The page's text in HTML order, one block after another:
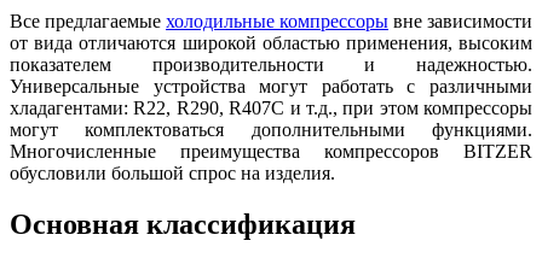
Все предлагаемые холодильные компрессоры вне зависимости
от вида отличаются широкой областью применения, высоким
показателем производительности и надежностью.
Универсальные устройства могут работать с различными
хладагентами: R22, R290, R407C и т.д., при этом компрессоры
могут комплектоваться дополнительными функциями.
Многочисленные преимущества компрессоров BITZER
обусловили большой спрос на изделия.
Основная классификация